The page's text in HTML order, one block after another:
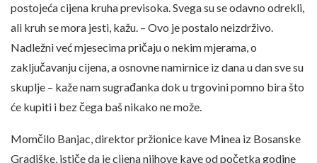
postojeća cijena kruha previsoka. Svega su se odavno odrekli,
ali kruh se mora jesti, kažu. – Ovo je postalo neizdrživo.
Nadležni već mjesecima pričaju o nekim mjerama, o
zaključavanju cijena, a osnovne namirnice iz dana u dan sve su
skuplje – kaže nam sugrađanka dok u trgovini pomno bira što
će kupiti i bez čega baš nikako ne može.
Momčilo Banjac, direktor pržionice kave Minea iz Bosanske
Gradiške, ističe da je cijena njihove kave od početka godine